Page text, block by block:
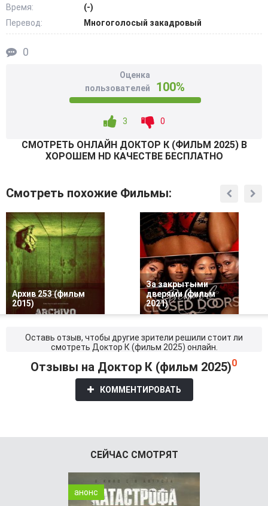
со временем сокращается. Но совсем скоро героиня
осознает: замкнутое пространство не только влияет на
поверхностные ситуации, действия окружающих. Он уже
во всю меняет их сознание, когда человек дает себе
Время:
(-)
Перевод:
Многоголосый закадровый
0
Оценка
пользователей
100%
3 0
СМОТРEТЬ ОНЛАЙН ДОКТОР К (ФИЛЬМ 2025) В
ХОРОШЕМ HD КАЧЕСТВЕ БЕСПЛАТНО
Смотреть похожие Фильмы:
Архив 253 (фильм
2015)
За закрытыми
дверями (фильм
2021)
Оставь отзыв, чтобы другие зрители решили стоит ли
смотреть Доктор К (фильм 2025) онлайн.
Отзывы на Доктор К (фильм 2025)0
КОММЕНТИРОВАТЬ
СЕЙЧАС СМОТРЯТ
анонс